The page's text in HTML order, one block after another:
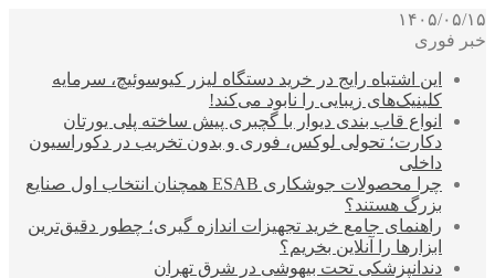
۱۴۰۵/۰۵/۱۵
خبر فوری
این اشتباه رایج در خرید دستگاه لیزر کیوسوئیچ، سرمایه
کلینیک‌های زیبایی را نابود می‌کند!
انواع قاب بندی دیوار با گچبری پیش ساخته پلی یورتان
دکارت؛ تحولی لوکس، فوری و بدون تخریب در دکوراسیون
داخلی
چرا محصولات جوشکاری ESAB همچنان انتخاب اول صنایع
بزرگ هستند؟
راهنمای جامع خرید تجهیزات اندازه گیری؛ چطور دقیق‌ترین
ابزارها را آنلاین بخریم؟
دندانپزشکی تحت بیهوشی در شرق تهران